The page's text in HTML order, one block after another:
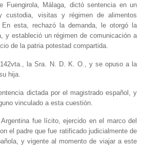
Fuengirola, Málaga, dictó sentencia en un
custodia, visitas y régimen de alimentos
esta, rechazó la demanda, le otorgó la
y estableció un régimen de comunicación a
de la patria potestad compartida.
la Sra. N. D. K. O., y se opuso a la
hija.
dictada por el magistrado español, y
vinculado a esta cuestión.
fue lícito, ejercido en el marco del
el padre que fue ratificado judicialmente de
y vigente al momento de viajar a este